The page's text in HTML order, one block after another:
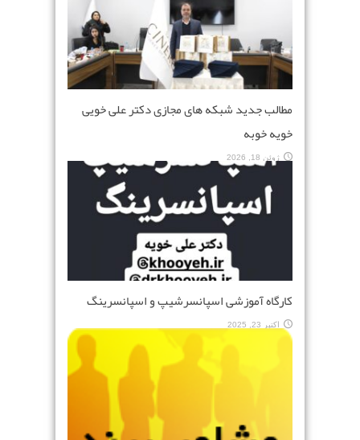
مطالب جدید شبکه های مجازی دکتر علی خویی
خویه خوبه
ژوئن 18, 2026
کارگاه آموزشی اسپانسرشیپ و اسپانسرینگ
اکتبر 23, 2025